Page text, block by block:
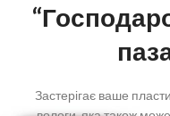
Застерігає ваше